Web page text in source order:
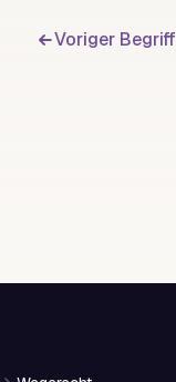
Voriger Begriff